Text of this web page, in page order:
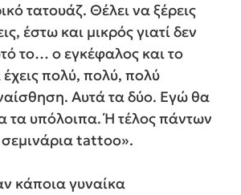
τατουάζ. Θέλει να ξέρεις
έστω και μικρός γιατί δεν
το… ο εγκέφαλος και το
πολύ, πολύ, πολύ
Αυτά τα δύο. Εγώ θα
τα υπόλοιπα. Ή τέλος πάντων
σεμινάρια tattoo».
κάποια γυναίκα